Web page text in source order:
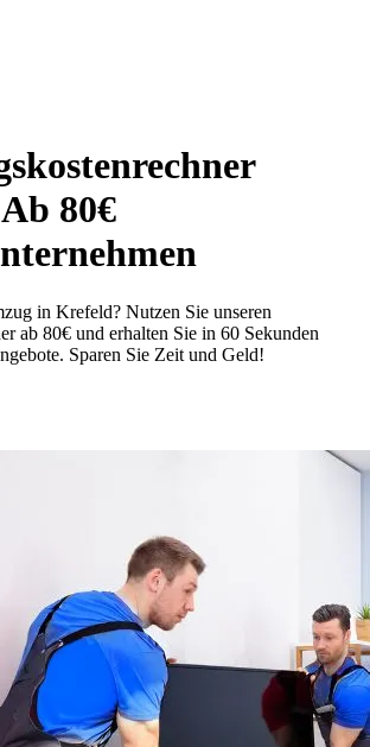
80€
in Krefeld? Nutzen Sie unseren
ab 80€ und erhalten Sie in 60 Sekunden
Sparen Sie Zeit und Geld!